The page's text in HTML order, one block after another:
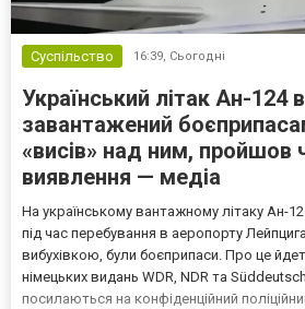
Суспільство 16:39, Сьогодні
Український літак Ан-124
завантажений
«висів» над ним, пройшов
виявлення — медіа
На українському вантажному літаку Ан-
під час перебування в аеропорту
вибухівкою, були боєприпаси. Про це
німецьких видань WDR, NDR та
посилаються на конфіденційний